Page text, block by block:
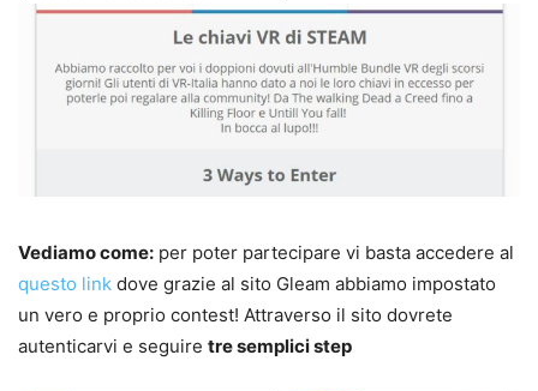
Vediamo come: per poter partecipare vi basta accedere al
questo link dove grazie al sito Gleam abbiamo impostato
un vero e proprio contest! Attraverso il sito dovrete
autenticarvi e seguire tre semplici step